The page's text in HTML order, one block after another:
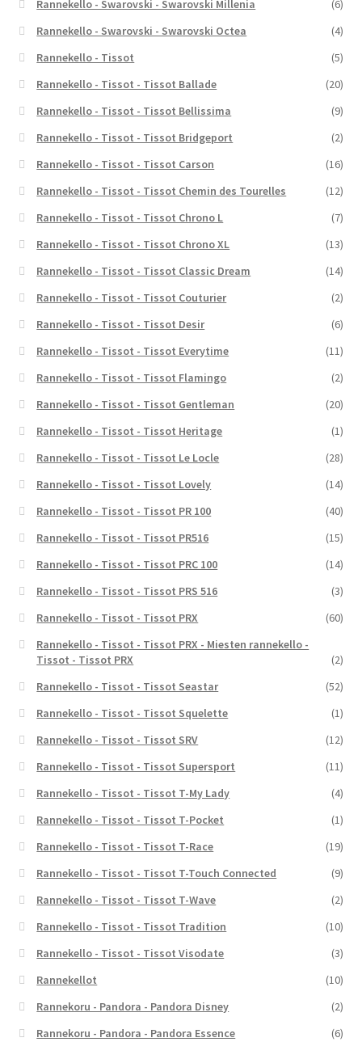
Rannekello - Swarovski - Swarovski Millenia
(6)
Rannekello - Swarovski - Swarovski Octea
(4)
Rannekello - Tissot
(5)
Rannekello - Tissot - Tissot Ballade
(20)
Rannekello - Tissot - Tissot Bellissima
(9)
Rannekello - Tissot - Tissot Bridgeport
(2)
Rannekello - Tissot - Tissot Carson
(16)
Rannekello - Tissot - Tissot Chemin des Tourelles
(12)
Rannekello - Tissot - Tissot Chrono L
(7)
Rannekello - Tissot - Tissot Chrono XL
(13)
Rannekello - Tissot - Tissot Classic Dream
(14)
Rannekello - Tissot - Tissot Couturier
(2)
Rannekello - Tissot - Tissot Desir
(6)
Rannekello - Tissot - Tissot Everytime
(11)
Rannekello - Tissot - Tissot Flamingo
(2)
Rannekello - Tissot - Tissot Gentleman
(20)
Rannekello - Tissot - Tissot Heritage
(1)
Rannekello - Tissot - Tissot Le Locle
(28)
Rannekello - Tissot - Tissot Lovely
(14)
Rannekello - Tissot - Tissot PR 100
(40)
Rannekello - Tissot - Tissot PR516
(15)
Rannekello - Tissot - Tissot PRC 100
(14)
Rannekello - Tissot - Tissot PRS 516
(3)
Rannekello - Tissot - Tissot PRX
(60)
Rannekello - Tissot - Tissot PRX - Miesten rannekello -
Tissot - Tissot PRX
(2)
Rannekello - Tissot - Tissot Seastar
(52)
Rannekello - Tissot - Tissot Squelette
(1)
Rannekello - Tissot - Tissot SRV
(12)
Rannekello - Tissot - Tissot Supersport
(11)
Rannekello - Tissot - Tissot T-My Lady
(4)
Rannekello - Tissot - Tissot T-Pocket
(1)
Rannekello - Tissot - Tissot T-Race
(19)
Rannekello - Tissot - Tissot T-Touch Connected
(9)
Rannekello - Tissot - Tissot T-Wave
(2)
Rannekello - Tissot - Tissot Tradition
(10)
Rannekello - Tissot - Tissot Visodate
(3)
Rannekellot
(10)
Rannekoru - Pandora - Pandora Disney
(2)
Rannekoru - Pandora - Pandora Essence
(6)